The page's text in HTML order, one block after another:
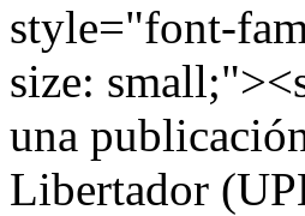
style="font-
size:
una
Libertador